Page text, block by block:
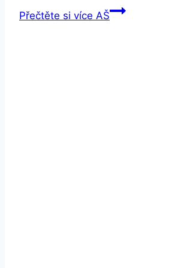
Přečtěte si více AŠ